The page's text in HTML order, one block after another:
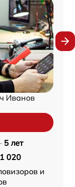
Иванов
5 лет
1 020
и